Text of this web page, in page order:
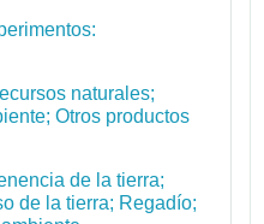
naturales;
Otros productos
de la tierra;
de la tierra; Regadío;